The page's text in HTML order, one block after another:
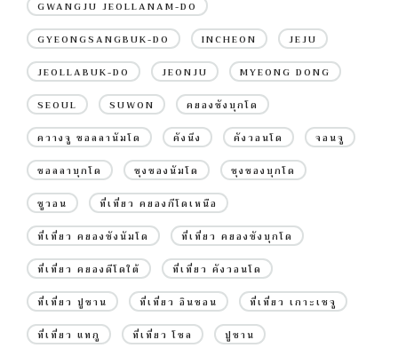
GWANGJU JEOLLANAM-DO
GYEONGSANGBUK-DO INCHEON JEJU
JEOLLABUK-DO JEONJU MYEONG DONG
SEOUL SUWON คยองซังบุกโด
ควางจู ชอลลานัมโด คังนึง คังวอนโด จอนจู
ชอลลาบุกโด ชุงชองนัมโด ชุงชองบุกโด
ซูวอน ที่เที่ยว คยองกีโดเหนือ
ที่เที่ยว คยองซังนัมโด ที่เที่ยว คยองซังบุกโด
ที่เที่ยว คยองดีโดใต้ ที่เที่ยว คังวอนโด
ที่เที่ยว ปูซาน ที่เที่ยว อินชอน ที่เที่ยว เกาะเชจู
ที่เที่ยว แทกู ที่เที่ยว โซล ปูซาน